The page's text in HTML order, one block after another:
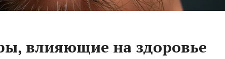
влияющие на здоровье